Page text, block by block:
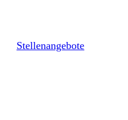
Stellenangebote